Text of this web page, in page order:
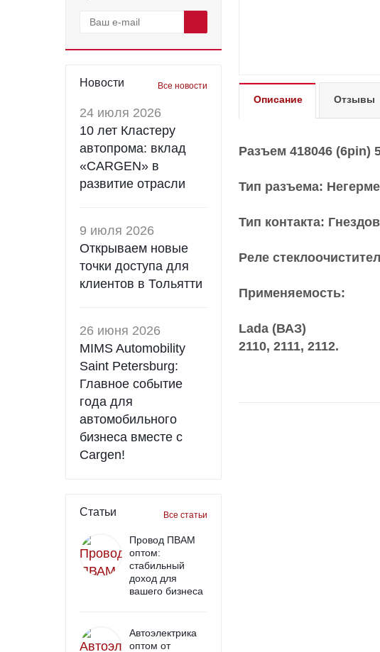
Новости Все новости
24 июля 2026
10 лет Кластеру
автопрома: вклад
«CARGEN» в
развитие отрасли
9 июля 2026
Открываем новые
точки доступа для
клиентов в Тольятти
26 июня 2026
MIMS Automobility
Saint Petersburg:
Главное событие
года для
автомобильного
бизнеса вместе с
Cargen!
Статьи Все статьи
Провод ПВАМ
оптом:
стабильный
доход для
вашего бизнеса
Автоэлектрика
оптом от
Описание Отзывы
Разъем 418046 (6pin)
Тип разъема:
Тип контакта:
Реле
Применяемость:
Lada (ВАЗ)
2110, 2111, 2112.